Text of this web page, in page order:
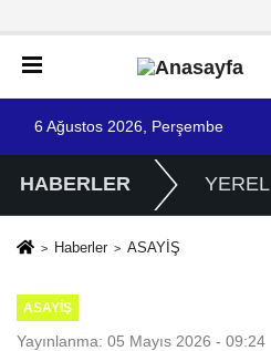
6 Ağustos 2026, Perşembe
HABERLER YEREL
Haberler ASAYİŞ
ASAYİŞ
Yayınlanma: 05 Mayıs 2026 - 09:24